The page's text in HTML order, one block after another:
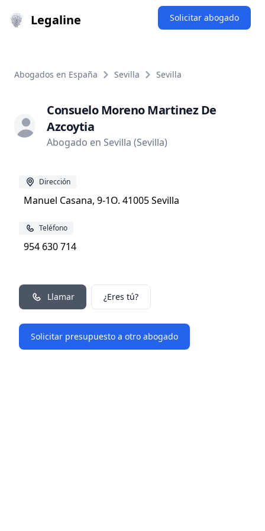
Legaline Solicitar abogado
Abogados en España Sevilla Sevilla
Consuelo Moreno Martinez De
Azcoytia
Abogado en Sevilla (Sevilla)
Dirección
Manuel Casana, 9-1O. 41005 Sevilla
Teléfono
954 630 714
Llamar ¿Eres tú?
Solicitar presupuesto a otro abogado